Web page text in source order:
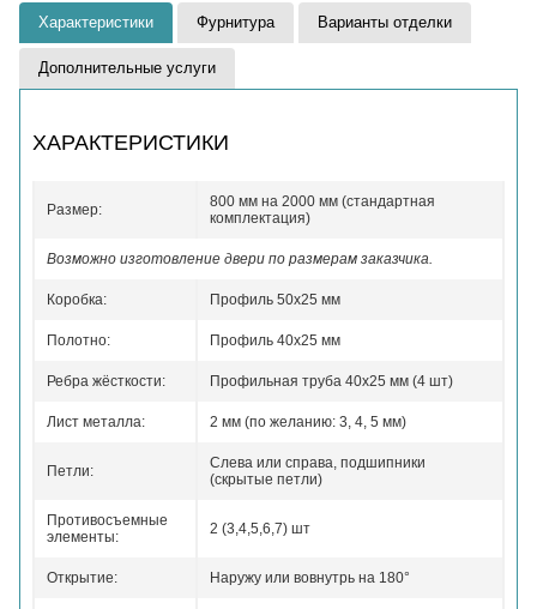
Характеристики Фурнитура Варианты отделки
Дополнительные услуги
ХАРАКТЕРИСТИКИ
Размер:
800 мм на 2000 мм (стандартная
комплектация)
Возможно изготовление двери по размерам заказчика.
Коробка: Профиль 50x25 мм
Полотно: Профиль 40x25 мм
Ребра жёсткости: Профильная труба 40х25 мм (4 шт)
Лист металла: 2 мм (по желанию: 3, 4, 5 мм)
Петли:
Слева или справа, подшипники
(скрытые петли)
Противосъемные
элементы:
2 (3,4,5,6,7) шт
Открытие: Наружу или вовнутрь на 180°